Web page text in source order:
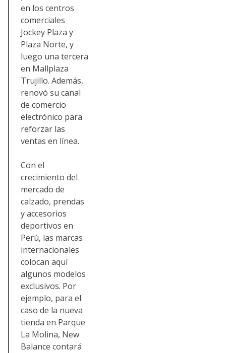
en los centros
comerciales
Jockey Plaza y
Plaza Norte, y
luego una tercera
en Mallplaza
Trujillo. Además,
renovó su canal
de comercio
electrónico para
reforzar las
ventas en línea.
Con el
crecimiento del
mercado de
calzado, prendas
y accesorios
deportivos en
Perú, las marcas
internacionales
colocan aquí
algunos modelos
exclusivos. Por
ejemplo, para el
caso de la nueva
tienda en Parque
La Molina, New
Balance contará